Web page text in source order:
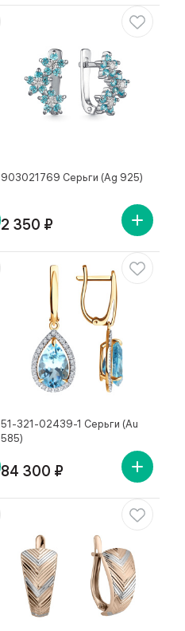
903021769 Серьги (Ag 925)
2 350 ₽
51-321-02439-1 Серьги (Au
585)
84 300 ₽